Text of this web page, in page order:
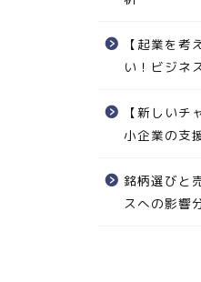
【起業を
い！ビジネ
【新しいチ
小企業の支
銘柄選びと
スへの影響